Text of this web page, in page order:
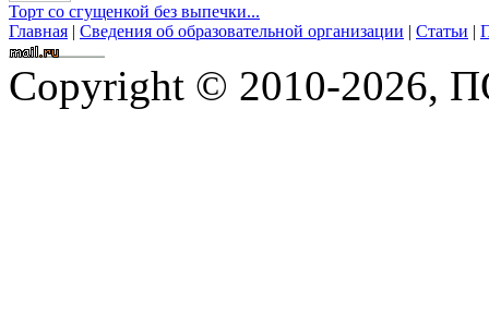
Торт со сгущенкой без выпечки...
Главная | Сведения об образовательной организации | Статьи |
Copyright © 2010-2026,